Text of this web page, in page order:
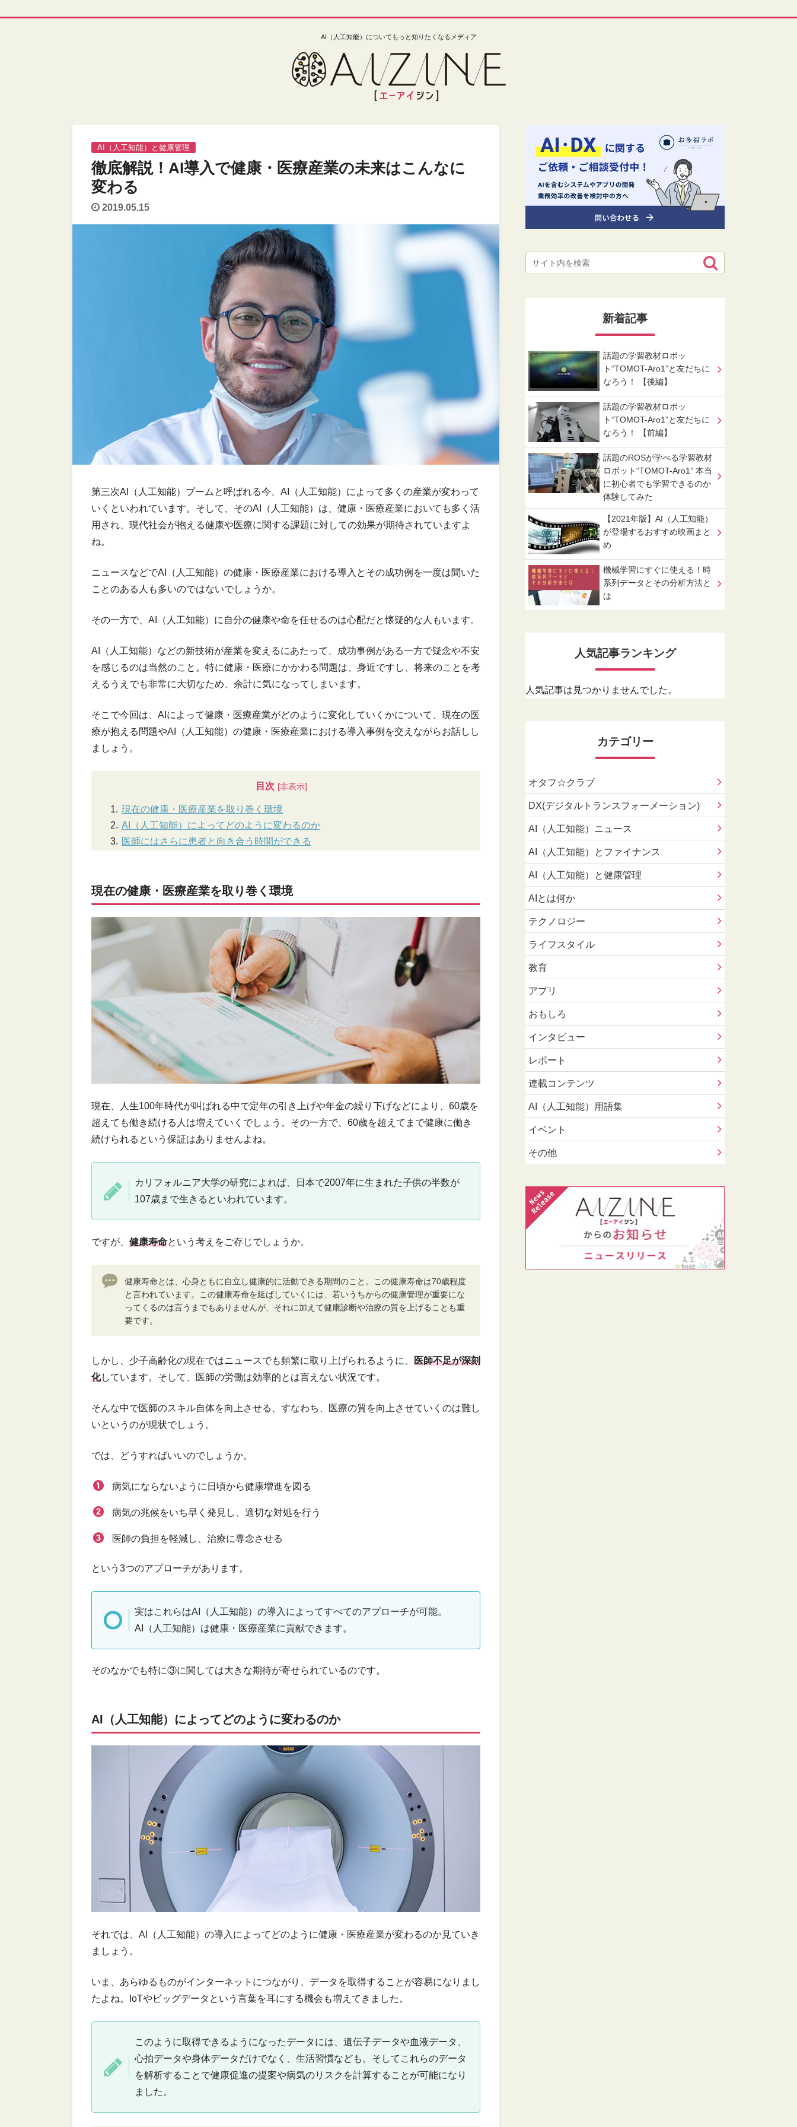
AI（人工知能）についてもっと知りたくなるメディア
AI（人工知能）と健康管理
徹底解説！AI導入で健康・医療産業の未来はこんなに
変わる
2019.05.15
第三次AI（人工知能）ブームと呼ばれる今、AI（人工知能）によって多くの産業が変わって
いくといわれています。そして、そのAI（人工知能）は、健康・医療産業においても多く活
用され、現代社会が抱える健康や医療に関する課題に対しての効果が期待されていますよ
ね。
ニュースなどでAI（人工知能）の健康・医療産業における導入とその成功例を一度は聞いた
ことのある人も多いのではないでしょうか。
その一方で、AI（人工知能）に自分の健康や命を任せるのは心配だと懐疑的な人もいます。
AI（人工知能）などの新技術が産業を変えるにあたって、成功事例がある一方で疑念や不安
を感じるのは当然のこと。特に健康・医療にかかわる問題は、身近ですし、将来のことを考
えるうえでも非常に大切なため、余計に気になってしまいます。
そこで今回は、AIによって健康・医療産業がどのように変化していくかについて、現在の医
療が抱える問題やAI（人工知能）の健康・医療産業における導入事例を交えながらお話しし
ましょう。
目次
現在の健康・医療産業を取り巻く環境
AI（人工知能）によってどのように変わるのか
医師にはさらに患者と向き合う時間ができる
現在の健康・医療産業を取り巻く環境
現在、人生100年時代が叫ばれる中で定年の引き上げや年金の繰り下げなどにより、60歳を
超えても働き続ける人は増えていくでしょう。その一方で、60歳を超えてまで健康に働き
続けられるという保証はありませんよね。
カリフォルニア大学の研究によれば、日本で2007年に生まれた子供の半数が
107歳まで生きるといわれています。
ですが、 健康寿命という考えをご存じでしょうか。
健康寿命とは、心身ともに自立し健康的に活動できる期間のこと。この健康寿命は70歳程度
と言われています。この健康寿命を延ばしていくには、若いうちからの健康管理が重要にな
ってくるのは言うまでもありませんが、それに加えて健康診断や治療の質を上げることも重
要です。
しかし、少子高齢化の現在ではニュースでも頻繁に取り上げられるように、 医師不足が深刻
化しています。そして、医師の労働は効率的とは言えない状況です。
そんな中で医師のスキル自体を向上させる、すなわち、医療の質を向上させていくのは難し
いというのが現状でしょう。
では、どうすればいいのでしょうか。
病気にならないように日頃から健康増進を図る
病気の兆候をいち早く発見し、適切な対処を行う
医師の負担を軽減し、治療に専念させる
という3つのアプローチがあります。
実はこれらはAI（人工知能）の導入によってすべてのアプローチが可能。
AI（人工知能）は健康・医療産業に貢献できます。
そのなかでも特に③に関しては大きな期待が寄せられているのです。
AI（人工知能）によってどのように変わるのか
それでは、AI（人工知能）の導入によってどのように健康・医療産業が変わるのか見ていき
ましょう。
いま、あらゆるものがインターネットにつながり、データを取得することが容易になりまし
たよね。IoTやビッグデータという言葉を耳にする機会も増えてきました。
このように取得できるようになったデータには、遺伝子データや血液データ、
心拍データや身体データだけでなく、生活習慣なども。そしてこれらのデータ
を解析することで健康促進の提案や病気のリスクを計算することが可能になり
ました。
新着記事
話題の学習教材ロボッ
ト“TOMOT-Aro1”と友だちに
なろう！ 【後編】
話題の学習教材ロボッ
ト“TOMOT-Aro1”と友だちに
なろう！ 【前編】
話題のROSが学べる学習教材
ロボット“TOMOT-Aro1” 本当
に初心者でも学習できるのか
体験してみた
【2021年版】AI（人工知能）
が登場するおすすめ映画まと
め
機械学習にすぐに使える！時
系列データとその分析方法と
は
人気記事ランキング
人気記事は見つかりませんでした。
カテゴリー
オタフ☆クラブ
DX(デジタルトランスフォーメーション)
AI（人工知能）ニュース
AI（人工知能）とファイナンス
AI（人工知能）と健康管理
AIとは何か
テクノロジー
ライフスタイル
教育
アプリ
おもしろ
インタビュー
レポート
連載コンテンツ
AI（人工知能）用語集
イベント
その他